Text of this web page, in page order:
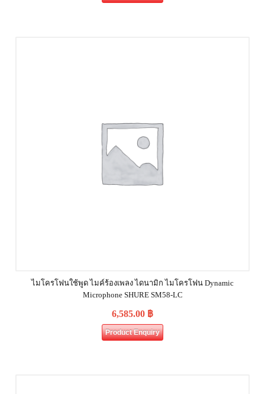
ไมโครโฟนใช้พูด ไมค์ร้องเพลง ไดนามิก ไมโครโฟน Dynamic
Microphone SHURE SM58-LC
6,585.00 ฿
Product Enquiry